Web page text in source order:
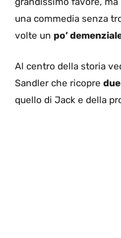
una commedia senza
volte un po’
Al centro della storia
Sandler che ricopre
quello di Jack e della